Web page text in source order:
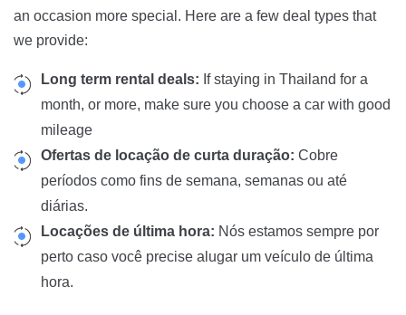
an occasion more special. Here are a few deal types that
we provide:
Long term rental deals: If staying in Thailand for a
month, or more, make sure you choose a car with good
mileage
Ofertas de locação de curta duração: Cobre
períodos como fins de semana, semanas ou até
diárias.
Locações de última hora: Nós estamos sempre por
perto caso você precise alugar um veículo de última
hora.